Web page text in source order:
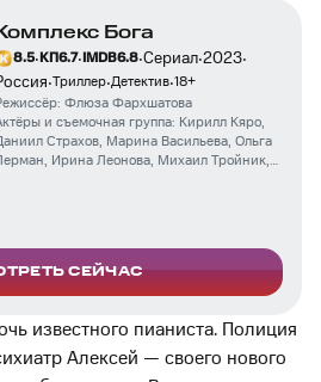
Бога
8.5·КП6.7·IMDB6.8·Сериал·2023·
·Триллер·Детектив·18+
Флюза Фархшатова
и съемочная группа: Кирилл Кяро,
Страхов, Марина Васильева, Ольга
, Ирина Леонова, Михаил Тройник,
СЕЙЧАС
известного пианиста. Полиция
Алексей — своего нового